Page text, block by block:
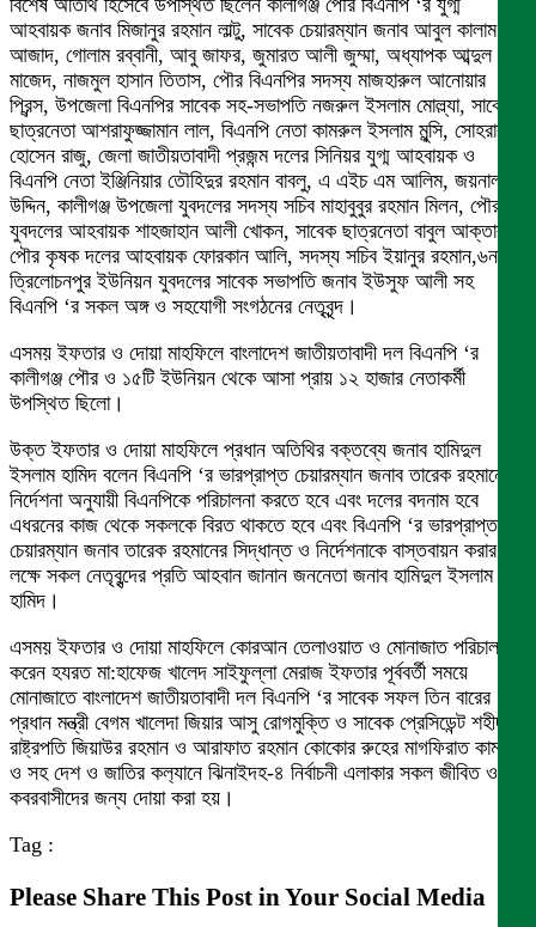
বিশেষ অতিথি হিসেবে উপস্থিত ছিলেন কালীগঞ্জ পৌর বিএনপি ‘র যুগ্ম
আহবায়ক জনাব মিজানুর রহমান লাল্টু, সাবেক চেয়ারম্যান জনাব আবুল কালাম
আজাদ, গোলাম রব্বানী, আবু জাফর, জুমারত আলী জুম্মা, অধ্যাপক আব্দুল
মাজেদ, নাজমুল হাসান তিতাস, পৌর বিএনপির সদস্য মাজহারুল আনোয়ার
প্রিন্স, উপজেলা বিএনপির সাবেক সহ-সভাপতি নজরুল ইসলাম মোল্ল্যা, সাবেক
ছাত্রনেতা আশরাফুজ্জামান লাল, বিএনপি নেতা কামরুল ইসলাম মুন্সি, সোহরাব
হোসেন রাজু, জেলা জাতীয়তাবাদী প্রজন্ম দলের সিনিয়র যুগ্ম আহবায়ক ও
বিএনপি নেতা ইঞ্জিনিয়ার তৌহিদুর রহমান বাবলু, এ এইচ এম আলিম, জয়নাল
উদ্দিন, কালীগঞ্জ উপজেলা যুবদলের সদস্য সচিব মাহাবুবুর রহমান মিলন, পৌর
যুবদলের আহবায়ক শাহজাহান আলী খোকন, সাবেক ছাত্রনেতা বাবুল আক্তার,
পৌর কৃষক দলের আহবায়ক ফোরকান আলি, সদস্য সচিব ইয়ানুর রহমান,৬নং
ত্রিলোচনপুর ইউনিয়ন যুবদলের সাবেক সভাপতি জনাব ইউসুফ আলী সহ
বিএনপি ‘র সকল অঙ্গ ও সহযোগী সংগঠনের নেতৃবৃন্দ।
এসময় ইফতার ও দোয়া মাহফিলে বাংলাদেশ জাতীয়তাবাদী দল বিএনপি ‘র
কালীগঞ্জ পৌর ও ১৫টি ইউনিয়ন থেকে আসা প্রায় ১২ হাজার নেতাকর্মী
উপস্থিত ছিলো।
উক্ত ইফতার ও দোয়া মাহফিলে প্রধান অতিথির বক্তব্যে জনাব হামিদুল
ইসলাম হামিদ বলেন বিএনপি ‘র ভারপ্রাপ্ত চেয়ারম্যান জনাব তারেক রহমানের
নির্দেশনা অনুযায়ী বিএনপিকে পরিচালনা করতে হবে এবং দলের বদনাম হবে
এধরনের কাজ থেকে সকলকে বিরত থাকতে হবে এবং বিএনপি ‘র ভারপ্রাপ্ত
চেয়ারম্যান জনাব তারেক রহমানের সিদ্ধান্ত ও নির্দেশনাকে বাস্তবায়ন করার
লক্ষে সকল নেতৃবৃন্দের প্রতি আহবান জানান জননেতা জনাব হামিদুল ইসলাম
হামিদ।
এসময় ইফতার ও দোয়া মাহফিলে কোরআন তেলাওয়াত ও মোনাজাত পরিচালনা
করেন হযরত মা:হাফেজ খালেদ সাইফুল্লা মেরাজ ইফতার পূর্ববর্তী সময়ে
মোনাজাতে বাংলাদেশ জাতীয়তাবাদী দল বিএনপি ‘র সাবেক সফল তিন বারের
প্রধান মন্ত্রী বেগম খালেদা জিয়ার আসু রোগমুক্তি ও সাবেক প্রেসিডেন্ট শহীদ
রাষ্ট্রপতি জিয়াউর রহমান ও আরাফাত রহমান কোকোর রুহের মাগফিরাত কামনা
ও সহ দেশ ও জাতির কল‍্যানে ঝিনাইদহ-৪ নির্বাচনী এলাকার সকল জীবিত ও
কবরবাসীদের জন্য দোয়া করা হয়।
Tag :
Please Share This Post in Your Social Media